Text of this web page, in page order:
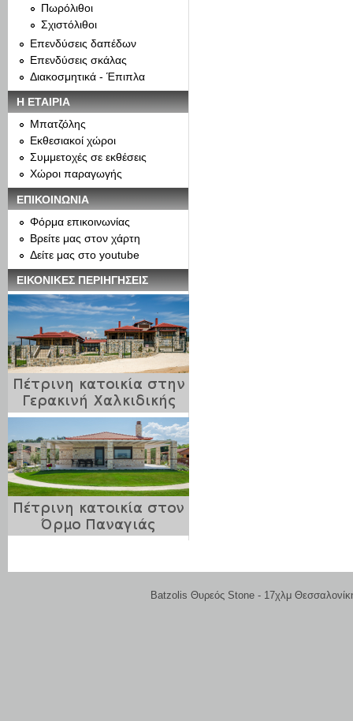
Πωρόλιθοι
Σχιστόλιθοι
Επενδύσεις δαπέδων
Επενδύσεις σκάλας
Διακοσμητικά - Έπιπλα
Η ΕΤΑΙΡΙΑ
Μπατζόλης
Εκθεσιακοί χώροι
Συμμετοχές σε εκθέσεις
Χώροι παραγωγής
ΕΠΙΚΟΙΝΩΝΙΑ
Φόρμα επικοινωνίας
Βρείτε μας στον χάρτη
Δείτε μας στο youtube
ΕΙΚΟΝΙΚΕΣ ΠΕΡΙΗΓΗΣΕΙΣ
Batzolis Θυρεός Stone - 17χλμ